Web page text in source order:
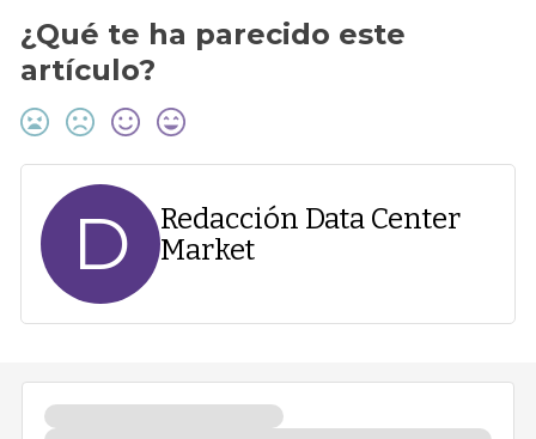
¿Qué te ha parecido este
artículo?
D
Redacción Data Center
Market